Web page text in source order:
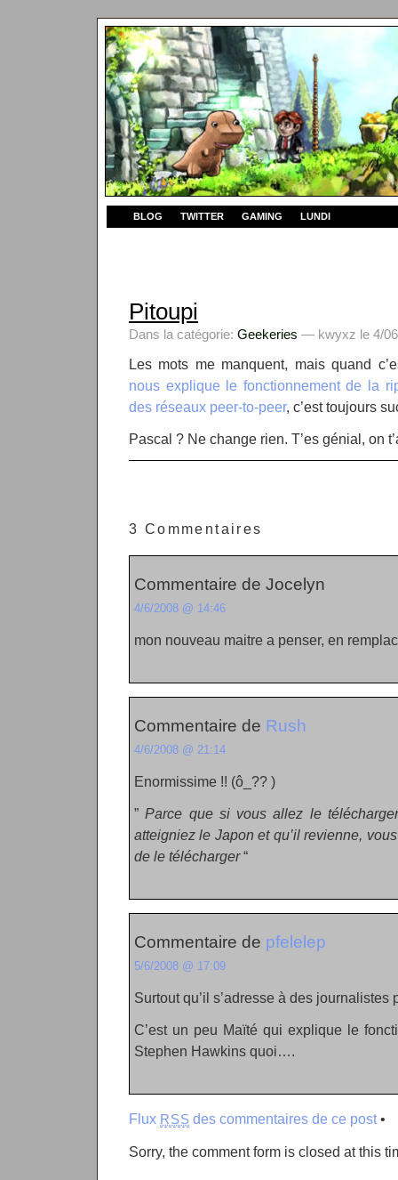
BLOG TWITTER GAMING LUNDI
Pitoupi
Dans la catégorie: Geekeries — kwyxz le 4/
Les mots me manquent, mais quand
nous explique le fonctionnement de la
des réseaux peer-to-peer, c’est toujours
Pascal ? Ne change rien. T’es génial, on
3 Commentaires
Commentaire de Jocelyn
4/6/2008 @ 14:46
mon nouveau maitre a penser, en
Commentaire de Rush
4/6/2008 @ 21:14
Enormissime !! (ô_?? )
”Parce que si vous allez le
atteigniez le Japon et qu’il revienne,
de le télécharger“
Commentaire de pfelelep
5/6/2008 @ 17:09
Surtout qu’il s’adresse à des journalistes
C’est un peu Maïté qui explique le
Stephen Hawkins quoi….
Flux RSS des commentaires de ce post•
Sorry, the comment form is closed at this